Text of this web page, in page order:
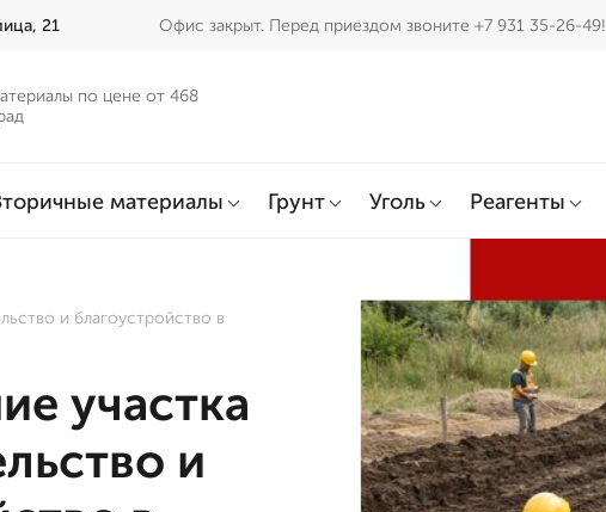
21 Офис закрыт. Перед приездом звоните +7 931 35-26-49!
по цене от 468
материалы Грунт Уголь Реагенты
и благоустройство в
участка
и